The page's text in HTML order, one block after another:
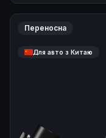
Переносна
Для авто з Китаю